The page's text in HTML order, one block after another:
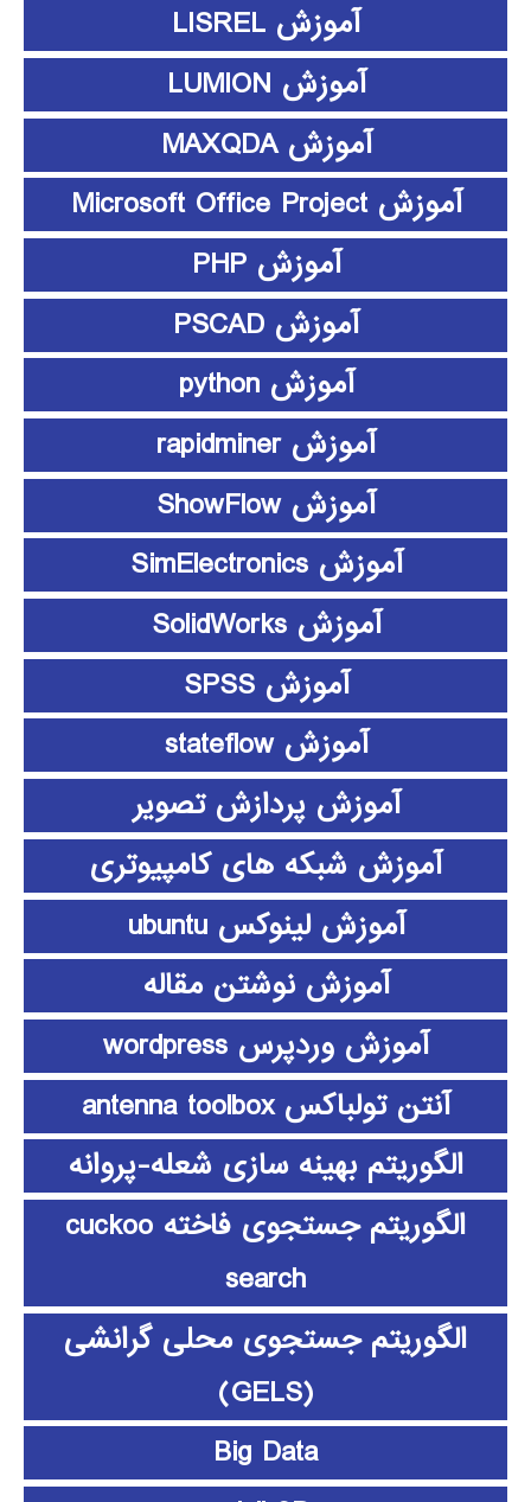
آموزش LISREL
آموزش LUMION
آموزش MAXQDA
آموزش Microsoft Office Project
آموزش PHP
آموزش PSCAD
آموزش python
آموزش rapidminer
آموزش ShowFlow
آموزش SimElectronics
آموزش SolidWorks
آموزش SPSS
آموزش stateflow
آموزش پردازش تصویر
آموزش شبکه های کامپیوتری
آموزش لینوکس ubuntu
آموزش نوشتن مقاله
آموزش وردپرس wordpress
آنتن تولباکس antenna toolbox
الگوریتم بهینه سازی شعله-پروانه
الگوریتم جستجوی فاخته cuckoo
search
الگوریتم جستجوی محلی گرانشی
(GELS)
Big Data